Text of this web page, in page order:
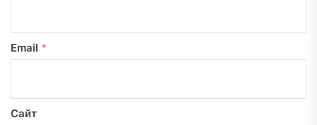
Email *
Сайт